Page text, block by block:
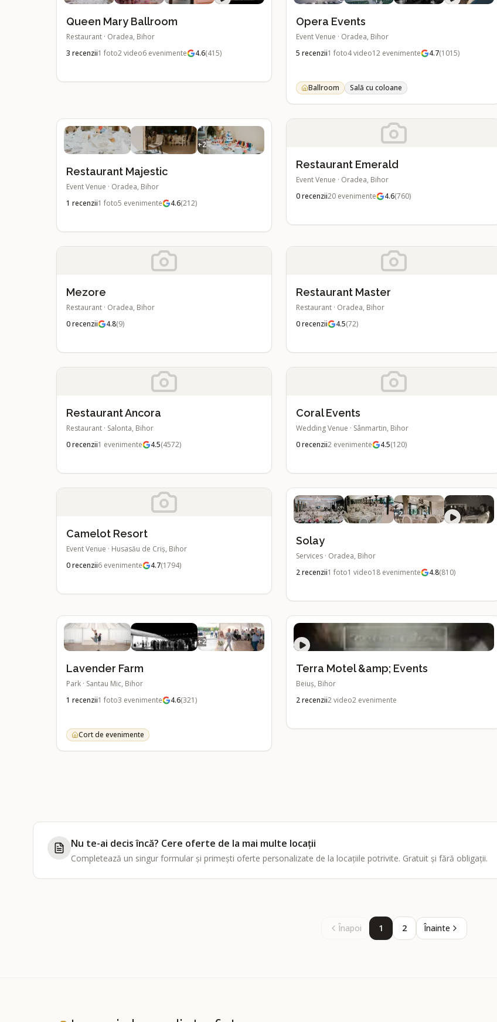
Queen Mary Ballroom
Restaurant · Oradea, Bihor
3 recenzii1 foto2video6 evenimente 4.6(415)
Opera Events
Event Venue · Oradea, Bihor
5 recenzii1 foto4video12 evenimente 4.7(1015)
Ballroom Sală cu coloane
+2
Restaurant Majestic
Event Venue · Oradea, Bihor
1 recenzii1 foto5 evenimente 4.6(212)
Restaurant Emerald
Event Venue · Oradea, Bihor
0recenzii20 evenimente 4.6(760)
Mezore
Restaurant · Oradea, Bihor
0recenzii 4.8(9)
Restaurant Master
Restaurant · Oradea, Bihor
0recenzii 4.5(72)
Restaurant Ancora
Restaurant · Salonta, Bihor
0recenzii1 evenimente 4.5(4572)
Coral Events
Wedding Venue · Sânmartin, Bihor
0recenzii2 evenimente 4.5(120)
Camelot Resort
Event Venue · Husasău de Criş, Bihor
0recenzii6 evenimente 4.7(1794)
+2
Solay
Services · Oradea, Bihor
2recenzii1 foto1 video18 evenimente 4.8(810)
+2
Lavender Farm
Park · Santau Mic, Bihor
1 recenzii1 foto3 evenimente 4.6(321)
Cort de evenimente
Terra Motel &amp; Events
Beiuș, Bihor
2recenzii2video2 evenimente
Nu te-ai decis încă? Cere oferte de la mai multe locații
Completează un singur formular și primești oferte personalizate de la locațiile potrivite. Gratuit și fără obligații.
Înapoi 1 2 Înainte